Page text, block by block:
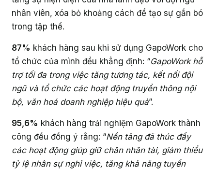
nhân viên, xóa bỏ khoảng cách để tạo sự gắn bó
trong tập thể.
87% khách hàng sau khi sử dụng GapoWork cho
tổ chức của mình đều khẳng định: “GapoWork hỗ
trợ tối đa trong việc tăng tương tác, kết nối đội
ngũ và tổ chức các hoạt động truyền thông nội
bộ, văn hoá doanh nghiệp hiệu quả”.
95,6% khách hàng trải nghiệm GapoWork thành
công đều đồng ý rằng: “Nền tảng đã thúc đẩy
các hoạt động giúp giữ chân nhân tài, giảm thiểu
tỷ lệ nhân sự nghỉ việc, tăng khả năng tuyển